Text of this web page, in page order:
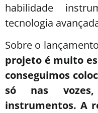
habilidade
tecnologia
Sobre o
projeto é muito
conseguimos
só nas
instrumentos. A